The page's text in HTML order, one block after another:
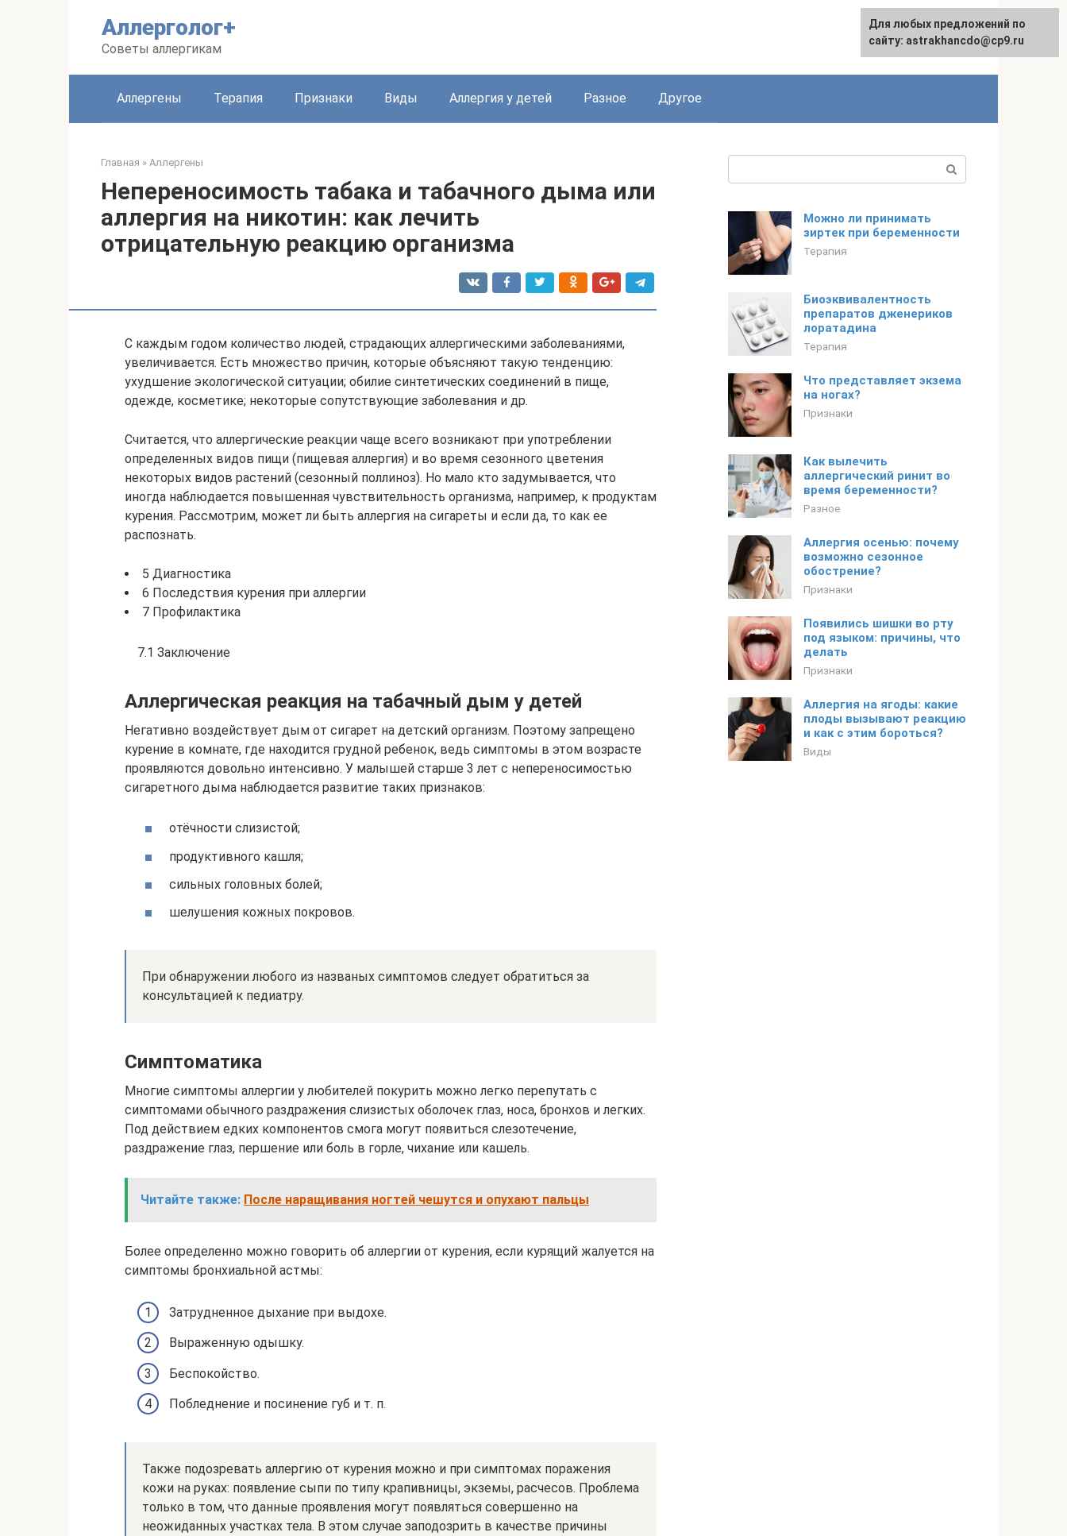
Аллерголог+
Советы аллергикам
Аллергены Терапия Признаки Виды Аллергия у детей Разное Другое
Главная » Аллергены
Непереносимость табака и табачного дыма или
аллергия на никотин: как лечить
отрицательную реакцию организма
С каждым годом количество людей, страдающих аллергическими заболеваниями,
увеличивается. Есть множество причин, которые объясняют такую тенденцию:
ухудшение экологической ситуации; обилие синтетических соединений в пище,
одежде, косметике; некоторые сопутствующие заболевания и др.
Считается, что аллергические реакции чаще всего возникают при употреблении
определенных видов пищи (пищевая аллергия) и во время сезонного цветения
некоторых видов растений (сезонный поллиноз). Но мало кто задумывается, что
иногда наблюдается повышенная чувствительность организма, например, к продуктам
курения. Рассмотрим, может ли быть аллергия на сигареты и если да, то как ее
распознать.
5 Диагностика
6 Последствия курения при аллергии
7 Профилактика
7.1 Заключение
Аллергическая реакция на табачный дым у детей
Негативно воздействует дым от сигарет на детский организм. Поэтому запрещено
курение в комнате, где находится грудной ребенок, ведь симптомы в этом возрасте
проявляются довольно интенсивно. У малышей старше 3 лет с непереносимостью
сигаретного дыма наблюдается развитие таких признаков:
отёчности слизистой;
продуктивного кашля;
сильных головных болей;
шелушения кожных покровов.
При обнаружении любого из названых симптомов следует обратиться за
консультацией к педиатру.
Симптоматика
Многие симптомы аллергии у любителей покурить можно легко перепутать с
симптомами обычного раздражения слизистых оболочек глаз, носа, бронхов и легких.
Под действием едких компонентов смога могут появиться слезотечение,
раздражение глаз, першение или боль в горле, чихание или кашель.
Читайте также: После наращивания ногтей чешутся и опухают пальцы
Более определенно можно говорить об аллергии от курения, если курящий жалуется на
симптомы бронхиальной астмы:
Затрудненное дыхание при выдохе.
Выраженную одышку.
Беспокойство.
Побледнение и посинение губ и т. п.
Также подозревать аллергию от курения можно и при симптомах поражения
кожи на руках: появление сыпи по типу крапивницы, экземы, расчесов. Проблема
только в том, что данные проявления могут появляться совершенно на
неожиданных участках тела. В этом случае заподозрить в качестве причины
Можно ли принимать
зиртек при беременности
Терапия
Биоэквивалентность
препаратов дженериков
лоратадина
Терапия
Что представляет экзема
на ногах?
Признаки
Как вылечить
аллергический ринит во
время беременности?
Разное
Аллергия осенью: почему
возможно сезонное
обострение?
Признаки
Появились шишки во рту
под языком: причины, что
делать
Признаки
Аллергия на ягоды: какие
плоды вызывают реакцию
и как с этим бороться?
Виды
Для любых предложений по
сайту: astrakhancdo@cp9.ru